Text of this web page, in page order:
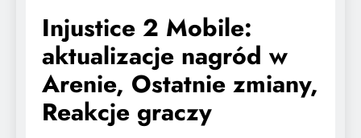
Injustice 2 Mobile:
aktualizacje nagród w
Arenie, Ostatnie zmiany,
Reakcje graczy